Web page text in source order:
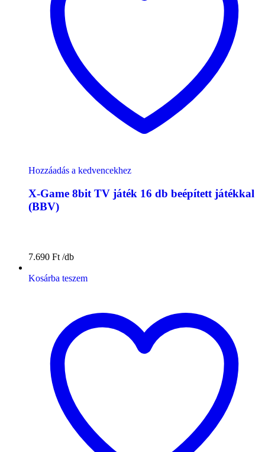
Hozzáadás a kedvencekhez
X-Game 8bit TV játék 16 db beépített játékkal
(BBV)
7.690 Ft
Kosárba teszem